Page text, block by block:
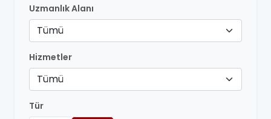
Uzmanlık Alanı
Tümü
Hizmetler
Tümü
Tür